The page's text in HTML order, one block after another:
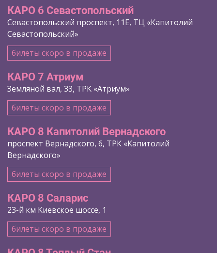
КАРО 6 Севастопольский
Севастопольский проспект, 11Е, ТЦ «Капитолий
Севастопольский»
билеты скоро в продаже
КАРО 7 Атриум
Земляной вал, 33, ТРК «Атриум»
билеты скоро в продаже
КАРО 8 Капитолий Вернадского
проспект Вернадского, 6, ТРК «Капитолий
Вернадского»
билеты скоро в продаже
КАРО 8 Саларис
23-й км Киевское шоссе, 1
билеты скоро в продаже